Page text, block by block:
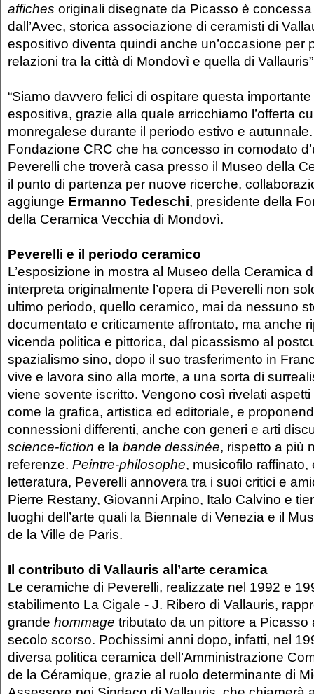
affiches originali disegnate da Picasso è
dall’Avec, storica associazione di ceramisti di
espositivo diventa quindi anche un’occasione per
relazioni tra la città di Mondovì e quella di
“Siamo davvero felici di ospitare questa
espositiva, grazie alla quale arricchiamo l’offerta
monregalese durante il periodo estivo e
Fondazione CRC che ha concesso in comodato
Peverelli che troverà casa presso il Museo della
il punto di partenza per nuove ricerche,
aggiunge Ermanno Tedeschi, presidente della
della Ceramica Vecchia di Mondovì.
Peverelli e il periodo ceramico
L’esposizione in mostra al Museo della Ceramica
interpreta originalmente l’opera di Peverelli non
ultimo periodo, quello ceramico, mai da nessuno
documentato e criticamente affrontato, ma anche
vicenda politica e pittorica, dal picassismo al
spazialismo sino, dopo il suo trasferimento in
vive e lavora sino alla morte, a una sorta di
viene sovente iscritto. Vengono così rivelati
come la grafica, artistica ed editoriale, e
connessioni differenti, anche con generi e arti
science-fiction e la bande dessinée, rispetto a più
referenze. Peintre-philosophe, musicofilo raffinato,
letteratura, Peverelli annovera tra i suoi critici e
Pierre Restany, Giovanni Arpino, Italo Calvino e
luoghi dell’arte quali la Biennale di Venezia e il
de la Ville de Paris.
Il contributo di Vallauris all’arte ceramica
Le ceramiche di Peverelli, realizzate nel 1992 e
stabilimento La Cigale - J. Ribero di Vallauris,
grande hommage tributato da un pittore a Picasso
secolo scorso. Pochissimi anni dopo, infatti, nel
diversa politica ceramica dell’Amministrazione
de la Céramique, grazie al ruolo determinante di